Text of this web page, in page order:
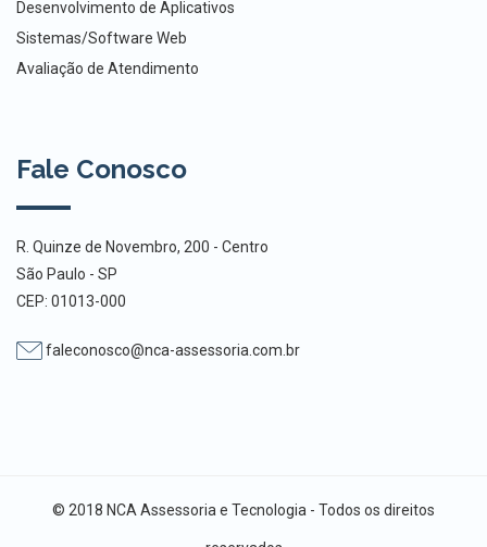
Desenvolvimento de Aplicativos
Sistemas/Software Web
Avaliação de Atendimento
Fale Conosco
R. Quinze de Novembro, 200 - Centro
São Paulo - SP
CEP: 01013-000
faleconosco@nca-assessoria.com.br
© 2018 NCA Assessoria e Tecnologia - Todos os direitos